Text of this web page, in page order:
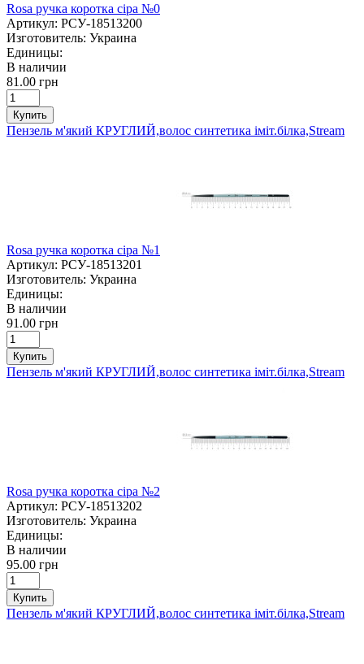
Rosa ручка коротка сіра №0
Артикул: РСУ-18513200
Изготовитель: Украина
Единицы:
В наличии
81.00 грн
Купить
Пензель м'який КРУГЛИЙ,волос синтетика іміт.білка,Stream
Rosa ручка коротка сіра №1
Артикул: РСУ-18513201
Изготовитель: Украина
Единицы:
В наличии
91.00 грн
Купить
Пензель м'який КРУГЛИЙ,волос синтетика іміт.білка,Stream
Rosa ручка коротка сіра №2
Артикул: РСУ-18513202
Изготовитель: Украина
Единицы:
В наличии
95.00 грн
Купить
Пензель м'який КРУГЛИЙ,волос синтетика іміт.білка,Stream